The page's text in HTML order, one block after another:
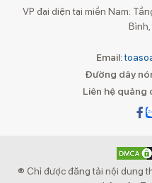
VP đại diện tại miền Nam:
Bình,
Email:
Đường dây
Liên hệ quảng
® Chỉ được đăng tải nội dung